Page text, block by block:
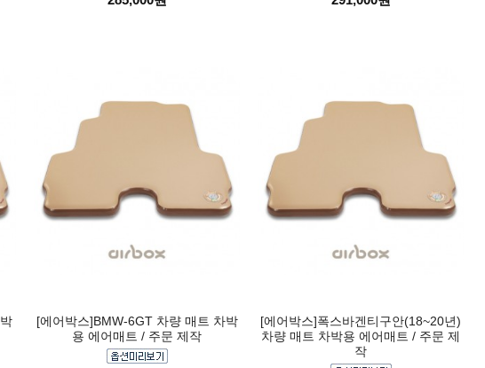
[에어박스]BMW-6GT 차량 매트 차박
용 에어매트 / 주문 제작
[에어박스]폭스바겐티구안(18~20년)
차량 매트 차박용 에어매트 / 주문 제
작